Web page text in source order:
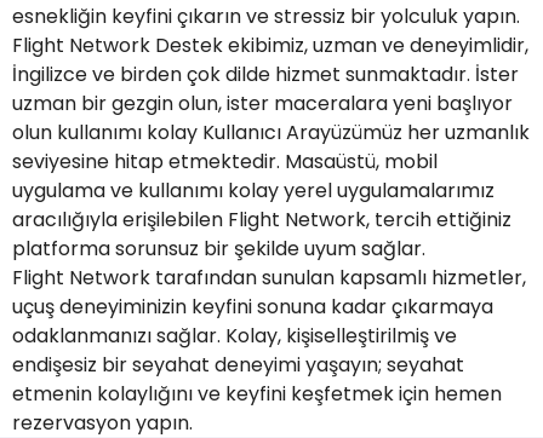
esnekliğin keyfini çıkarın ve stressiz bir yolculuk yapın.
Flight Network Destek ekibimiz, uzman ve deneyimlidir,
İngilizce ve birden çok dilde hizmet sunmaktadır. İster
uzman bir gezgin olun, ister maceralara yeni başlıyor
olun kullanımı kolay Kullanıcı Arayüzümüz her uzmanlık
seviyesine hitap etmektedir. Masaüstü, mobil
uygulama ve kullanımı kolay yerel uygulamalarımız
aracılığıyla erişilebilen Flight Network, tercih ettiğiniz
platforma sorunsuz bir şekilde uyum sağlar.
Flight Network tarafından sunulan kapsamlı hizmetler,
uçuş deneyiminizin keyfini sonuna kadar çıkarmaya
odaklanmanızı sağlar. Kolay, kişiselleştirilmiş ve
endişesiz bir seyahat deneyimi yaşayın; seyahat
etmenin kolaylığını ve keyfini keşfetmek için hemen
rezervasyon yapın.